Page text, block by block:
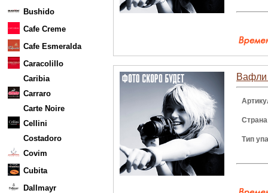
Bushido
Cafe Creme
Cafe Esmeralda
Caracolillo
Caribia
Carraro
Carte Noire
Cellini
Costadoro
Covim
Cubita
Dallmayr
Вафли
Тип